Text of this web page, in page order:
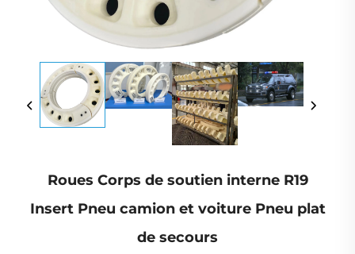
Roues Corps de soutien interne R19
Insert Pneu camion et voiture Pneu plat
de secours